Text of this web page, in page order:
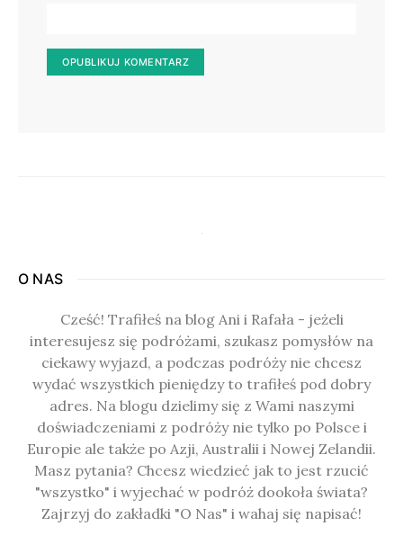
O NAS
Cześć! Trafiłeś na blog Ani i Rafała - jeżeli
interesujesz się podróżami, szukasz pomysłów na
ciekawy wyjazd, a podczas podróży nie chcesz
wydać wszystkich pieniędzy to trafiłeś pod dobry
adres. Na blogu dzielimy się z Wami naszymi
doświadczeniami z podróży nie tylko po Polsce i
Europie ale także po Azji, Australii i Nowej Zelandii.
Masz pytania? Chcesz wiedzieć jak to jest rzucić
"wszystko" i wyjechać w podróż dookoła świata?
Zajrzyj do zakładki "O Nas" i wahaj się napisać!